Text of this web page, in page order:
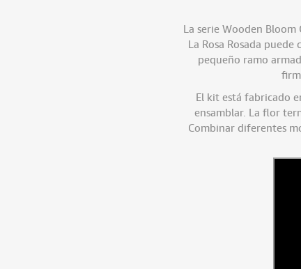
La serie Wooden Bloom
La Rosa Rosada
pequeño ramo
El kit está fabricado
ensamblar. La flor
Combinar diferentes